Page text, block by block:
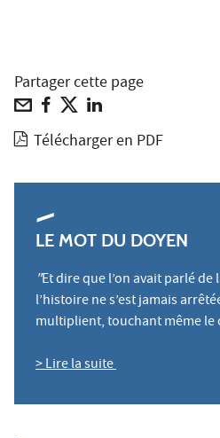
Partager cette page
Télécharger en PDF
LE MOT DU DOYEN
"Et dire que l’on avait parlé
l’histoire ne s’est jamais
multiplient, touchant même
> Lire la suite